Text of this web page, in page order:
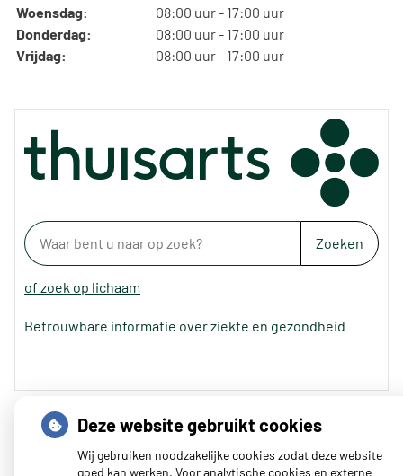
Woensdag:
08:00 uur - 17:00 uur
Donderdag:
08:00 uur - 17:00 uur
Vrijdag:
08:00 uur - 17:00 uur
Zoeken
of zoek op lichaam
Betrouwbare informatie over ziekte en gezondheid
Deze website gebruikt cookies
Wij gebruiken noodzakelijke cookies zodat deze website
goed kan werken. Voor analytische cookies en externe